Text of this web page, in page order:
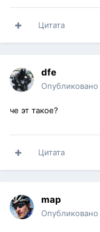
Цитата
dfe
Опубликовано
че эт такое?
Цитата
map
Опубликовано